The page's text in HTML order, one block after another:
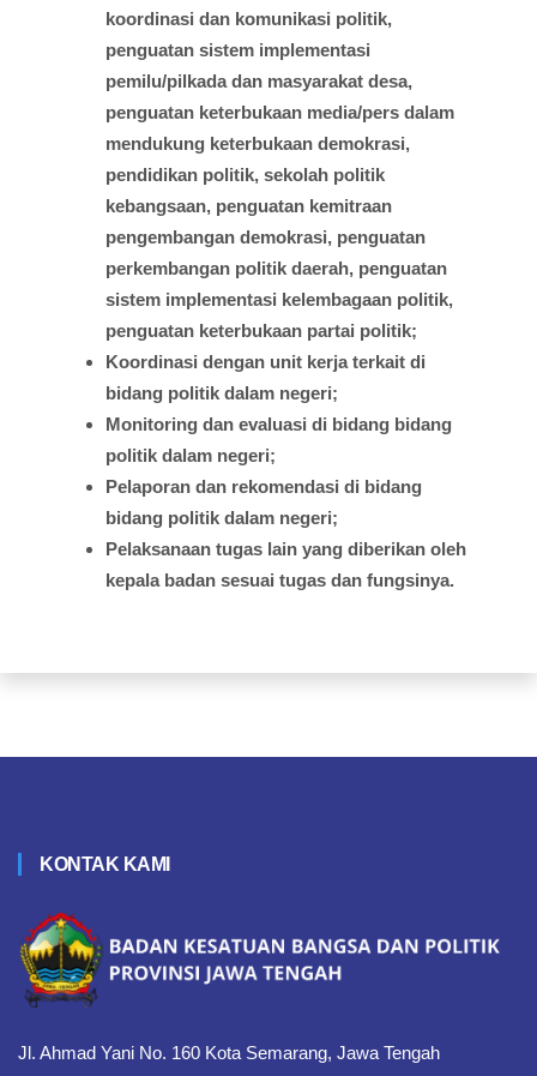
koordinasi dan komunikasi politik,
penguatan sistem implementasi
pemilu/pilkadadan masyarakat desa,
penguatan keterbukaan media/pers dalam
mendukung keterbukaan demokrasi,
pendidikan politik, sekolah politik
kebangsaan, penguatan kemitraan
pengembangan demokrasi, penguatan
perkembangan politik daerah, penguatan
sistem implementasi kelembagaan politik,
penguatan keterbukaan partai politik;
Koordinasi dengan unit kerja terkait di
bidang politik dalam negeri;
Monitoring dan evaluasi di bidang bidang
politik dalam negeri;
Pelaporan dan rekomendasi di bidang
bidang politik dalam negeri;
Pelaksanaan tugas lain yang diberikan oleh
kepalabadan sesuai tugas dan fungsinya.
KONTAK KAMI
Jl. Ahmad Yani No. 160 Kota Semarang, Jawa Tengah